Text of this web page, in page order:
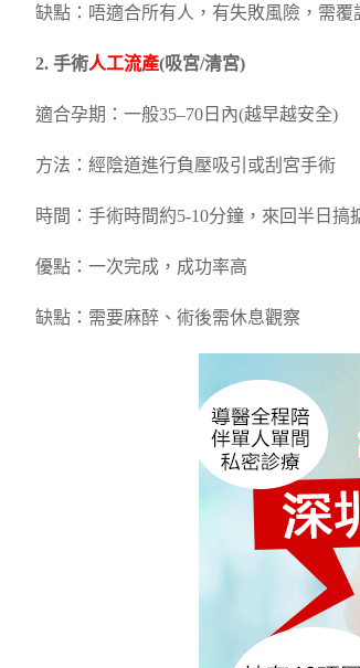
缺點：唔適合所有人，有失敗風險，需覆
2. 手術人工流產(吸宮/清宮)
適合孕期：一般35–70日內(越早越安全)
方法：經陰道進行負壓吸引或刮宮手術
時間：手術時間約5-10分鐘，來回半日搞
優點：一次完成，成功率高
缺點：需要麻醉、術後需休息觀察